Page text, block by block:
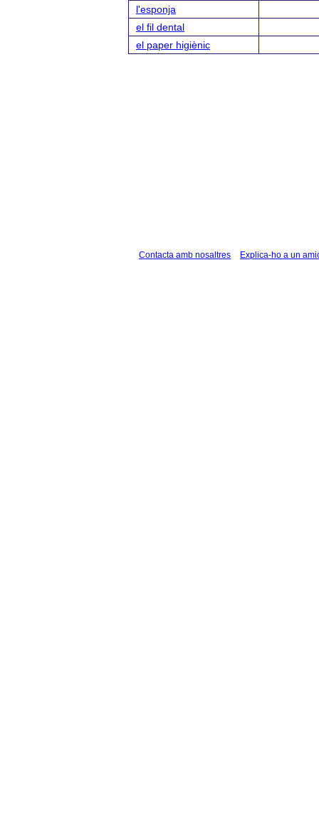
l'esponja
el fil dental
el paper higiènic
Contacta amb nosaltres Explica-ho a un